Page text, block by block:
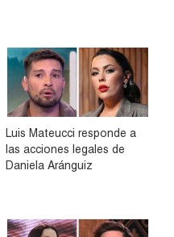
Luis Mateucci responde a
las acciones legales de
Daniela Aránguiz